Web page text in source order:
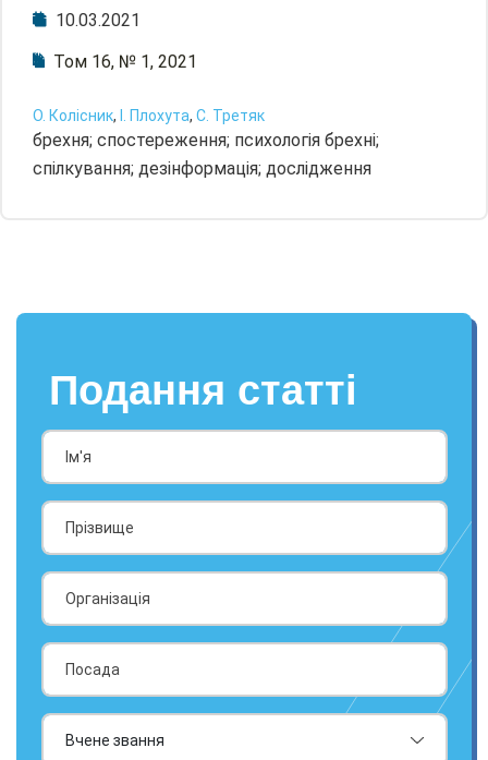
10.03.2021
Том 16, № 1, 2021
О. Колісник, І. Плохута, С. Третяк
брехня; спостереження; психологія брехні;
спілкування; дезінформація; дослідження
Подання статті